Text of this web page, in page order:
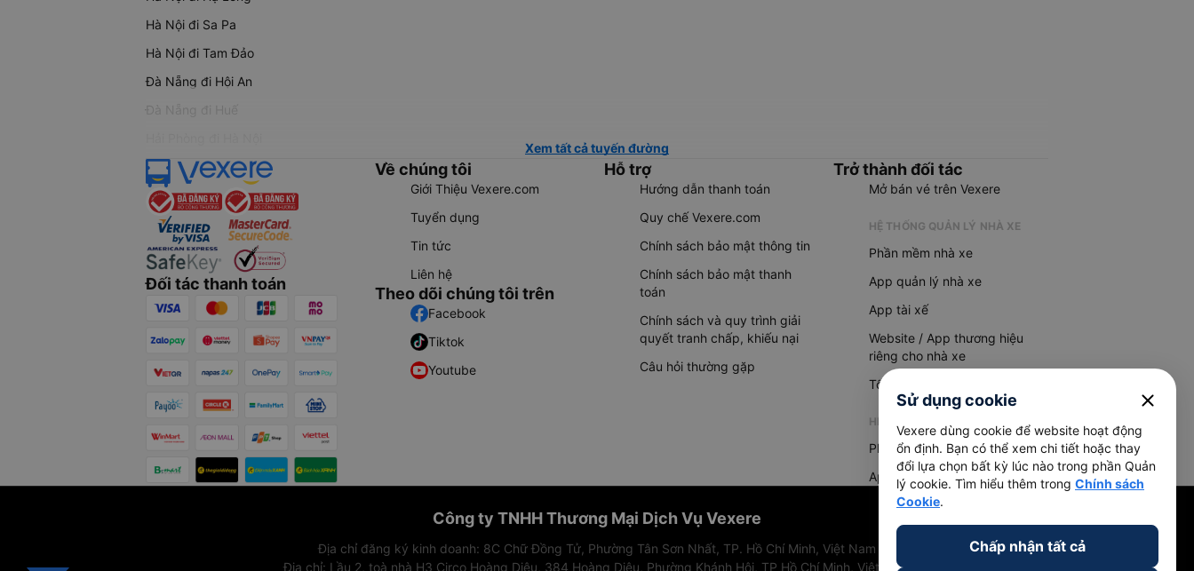
Hà Nội đi Sa Pa
Hà Nội đi Tam Đảo
Đà Nẵng đi Hội An
Đà Nẵng đi Huế
Xem tất cả tuyến đường
Đối tác thanh toán
Về chúng tôi
Giới Thiệu Vexere.com
Tuyển dụng
Tin tức
Liên hệ
Theo dõi chúng tôi trên
Facebook
Tiktok
Youtube
Hỗ trợ
Hướng dẫn thanh toán
Quy chế Vexere.com
Chính sách bảo mật thông tin
Chính sách bảo mật thanh
toán
Chính sách và quy trình giải
quyết tranh chấp, khiếu nại
Câu hỏi thường gặp
Trở thành đối tác
Mở bán vé trên Vexere
HỆ THỐNG QUẢN LÝ NHÀ XE
Phần mềm nhà xe
App quản lý nhà xe
App tài xế
Website / App thương hiệu
riêng cho nhà xe
Tổng đài AI
HỆ THỐNG QUẢN LÝ HÀNG HOÁ
Phần mềm quản lý hàng hoá
App quản lý hàng hoá
Công ty TNHH Thương Mại Dịch Vụ Vexere
Địa chỉ đăng ký kinh doanh: 8C Chữ Đồng Tử, Phường Tân Sơn Nhất, TP. Hồ Chí Minh, Việt Nam
Địa chỉ: Lầu 2, toà nhà H3 Circo Hoàng Diệu, 384 Hoàng Diệu, Phường Khánh Hội, TP Hồ Chí Minh, Việt Nam
Sử dụng cookie close
Vexere dùng cookie để website hoạt động
ổn định. Bạn có thể xem chi tiết hoặc thay
đổi lựa chọn bất kỳ lúc nào trong phần Quản
lý cookie. Tìm hiểu thêm trong Chính sách
Cookie.
Chấp nhận tất cả